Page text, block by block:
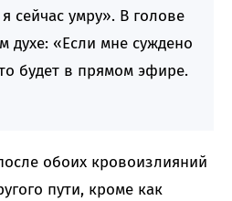
сейчас умру». В голове
духе: «Если мне суждено
будет в прямом эфире.
обоих кровоизлияний
пути, кроме как